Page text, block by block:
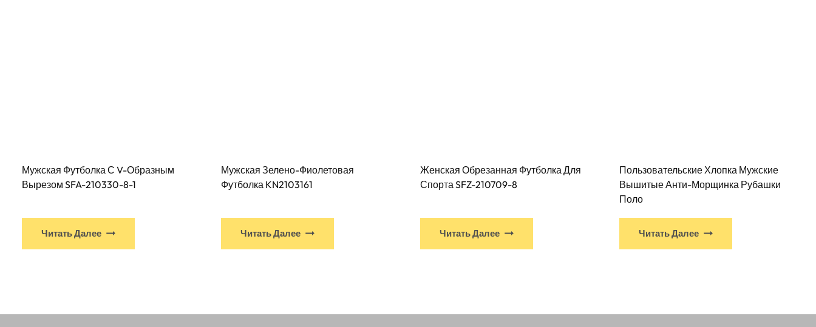
Мужская Футболка С V-Образным
Вырезом SFA-210330-8-1
Читать Далее
Варианты
Мужская Зелено-Фиолетовая
Футболка KN2103161
Читать Далее
Варианты
Женская Обрезанная Футболка Для
Спорта SFZ-210709-8
Читать Далее
Варианты
Пользовательские Хлопка Мужские
Вышитые Анти-Морщинка Рубашки
Поло
Читать Далее